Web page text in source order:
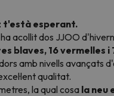
t'està esperant.
acollit dos JJOO
blaves, 16 vermelles i
amb nivells avançats
qualitat.
la qual cosa la neu